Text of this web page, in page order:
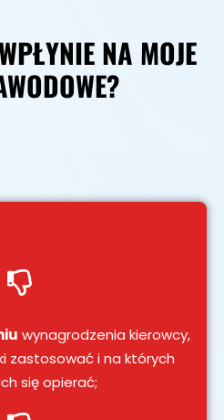
NA MOJE
wynagrodzenia kierowcy,
zastosować i na których
się opierać;